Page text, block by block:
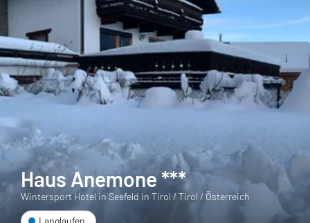
Haus Anemone ***
Wintersport Hotel in Seefeld in Tirol / Tirol / Österreich
Langlaufen